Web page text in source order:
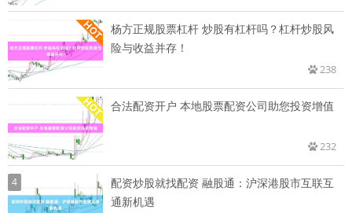
杨方正规股票杠杆 炒股有杠杆吗？杠杆炒股风
险与收益并存！
238
合法配资开户 本地股票配资公司助您投资增值
232
4
配资炒股就找配资 融股通：沪深港股市互联互
通新机遇